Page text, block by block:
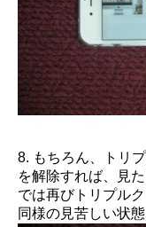
8. もちろん、トリ
を解除すれば、見
では再びトリプル
同様の見苦しい状態